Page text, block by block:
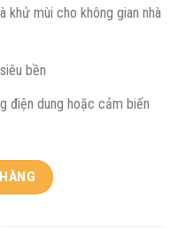
khử mùi cho không gian nhà
bền
điện dung hoặc cảm biến